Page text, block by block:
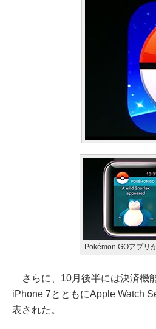
Pokémon GOアプリ
さらに、10月後半には決済機
iPhone 7とともにApple Watch
表された。